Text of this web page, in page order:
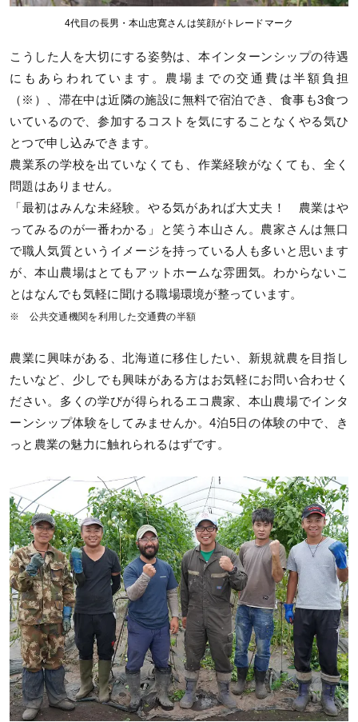
4代目の長男・本山忠寛さんは笑顔がトレードマーク
こうした人を大切にする姿勢は、本インターンシップの待遇
にもあらわれています。農場までの交通費は半額負担
（※）、滞在中は近隣の施設に無料で宿泊でき、食事も3食つ
いているので、参加するコストを気にすることなくやる気ひ
とつで申し込みできます。
農業系の学校を出ていなくても、作業経験がなくても、全く
問題はありません。
「最初はみんな未経験。やる気があれば大丈夫！ 農業はや
ってみるのが一番わかる」と笑う本山さん。農家さんは無口
で職人気質というイメージを持っている人も多いと思います
が、本山農場はとてもアットホームな雰囲気。わからないこ
とはなんでも気軽に聞ける職場環境が整っています。
※ 公共交通機関を利用した交通費の半額
農業に興味がある、北海道に移住したい、新規就農を目指し
たいなど、少しでも興味がある方はお気軽にお問い合わせく
ださい。多くの学びが得られるエコ農家、本山農場でインタ
ーンシップ体験をしてみませんか。4泊5日の体験の中で、き
っと農業の魅力に触れられるはずです。